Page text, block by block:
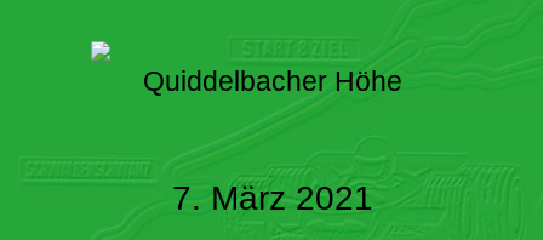
Quiddelbacher Höhe
7. März 2021